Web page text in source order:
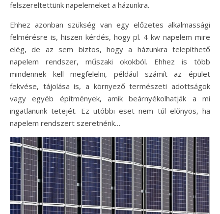
felszereltettünk napelemeket a házunkra.
Ehhez azonban szükség van egy előzetes alkalmassági
felmérésre is, hiszen kérdés, hogy pl. 4 kw napelem mire
elég, de az sem biztos, hogy a házunkra telepíthető
napelem rendszer, műszaki okokból. Ehhez is több
mindennek kell megfelelni, például számít az épület
fekvése, tájolása is, a környező természeti adottságok
vagy egyéb építmények, amik beárnyékolhatják a mi
ingatlanunk tetejét. Ez utóbbi eset nem túl előnyös, ha
napelem rendszert szeretnénk…